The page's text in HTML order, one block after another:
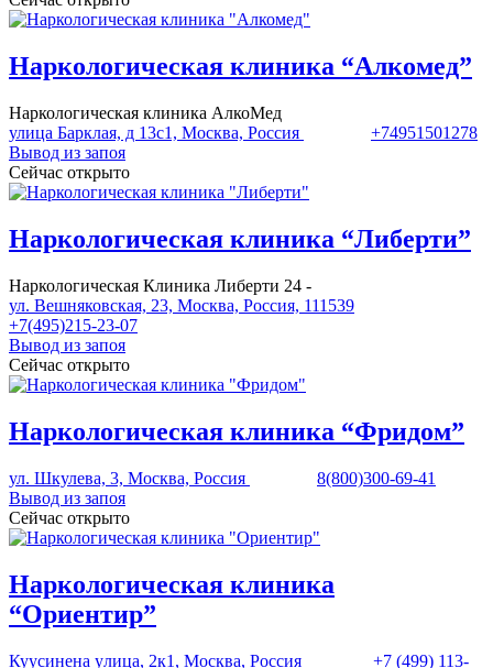
Наркологическая клиника “Алкомед”
Наркологическая клиника АлкоМед
улица Барклая, д 13с1, Москва, Россия
+74951501278
Вывод из запоя
Сейчас открыто
Наркологическая клиника “Либерти”
Наркологическая Клиника Либерти 24 -
ул. Вешняковская, 23, Москва, Россия, 111539
+7(495)215-23-07
Вывод из запоя
Сейчас открыто
Наркологическая клиника “Фридом”
ул. Шкулева, 3, Москва, Россия
8(800)300-69-41
Вывод из запоя
Сейчас открыто
Наркологическая клиника
“Ориентир”
Куусинена yлица, 2к1, Москва, Россия +7 (499) 113-